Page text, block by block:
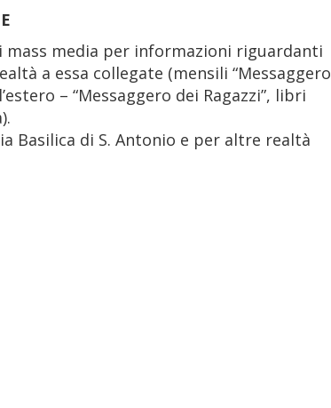
mass media per informazioni riguardanti
a essa collegate (mensili “Messaggero
– “Messaggero dei Ragazzi”, libri
Basilica di S. Antonio e per altre realtà